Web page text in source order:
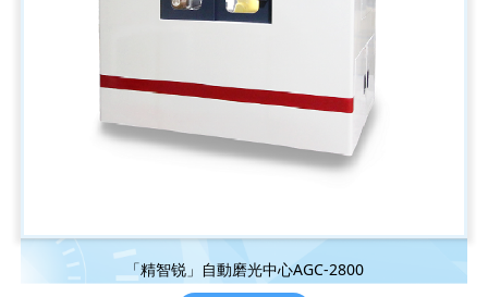
「精智锐」自動磨光中心AGC-2800